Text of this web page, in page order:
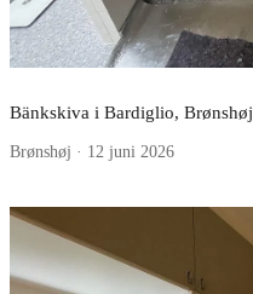
Bänkskiva i Bardiglio, Brønshøj
Brønshøj · 12 juni 2026